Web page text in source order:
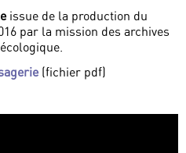
issue de la production du
par la mission des archives
(fichier pdf)